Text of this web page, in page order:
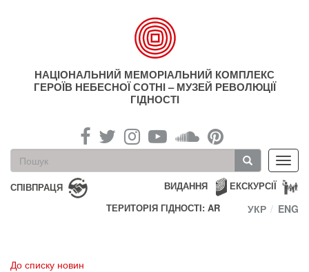
НАЦІОНАЛЬНИЙ МЕМОРІАЛЬНИЙ КОМПЛЕКС
ГЕРОЇВ НЕБЕСНОЇ СОТНІ – МУЗЕЙ РЕВОЛЮЦІЇ
ГІДНОСТІ
Пошукова
форма
Пошук
СПІВПРАЦЯ ЕКСКУРСІЇ
ВИДАННЯ
ТЕРИТОРІЯ ГІДНОСТІ: AR
УКР ENG
До списку новин